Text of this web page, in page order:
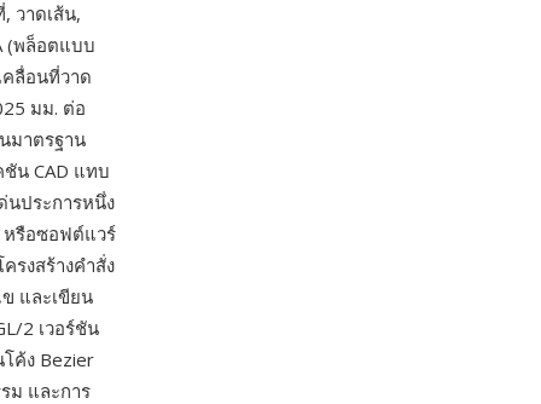
วาดเส้น,
(พล็อตแบบ
ลื่อนที่วาด
มม. ต่อ
มาตรฐาน
น CAD แทบ
นประการหนึ่ง
หรือซอฟต์แวร์
รงสร้างคำสั่ง
และเขียน
2 เวอร์ชัน
ค้ง Bezier
ม และการ